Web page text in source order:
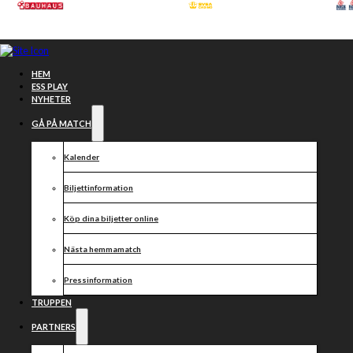
Hoppa till huvudinnehåll
HEM
ESS PLAY
NYHETER
GÅ PÅ MATCH
Kalender
Biljettinformation
Köp dina biljetter online
Nästa hemmamatch
Pressinformation
TRUPPEN
PARTNERS
Klappran till
första